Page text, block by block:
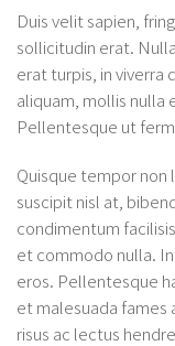
Duis velit sapien,
sollicitudin erat.
erat turpis, in viverra
aliquam, mollis nulla
Pellentesque ut
Quisque tempor non
suscipit nisl at,
condimentum
et commodo nulla.
eros. Pellentesque
et malesuada fames
risus ac lectus